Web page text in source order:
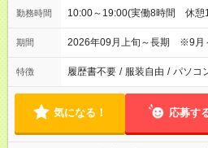
勤務時間 10:00～19:00(実働8時間 休憩
期間 2026年09月上旬～長期 ※9月
特徴 履歴書不要 / 服装自由 / パソコ
気になる！ 応募す